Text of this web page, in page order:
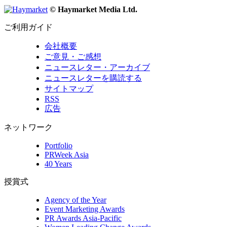
© Haymarket Media Ltd.
ご利用ガイド
会社概要
ご意見・ご感想
ニュースレター・アーカイブ
ニュースレターを購読する
サイトマップ
RSS
広告
ネットワーク
Portfolio
PRWeek Asia
40 Years
授賞式
Agency of the Year
Event Marketing Awards
PR Awards Asia-Pacific